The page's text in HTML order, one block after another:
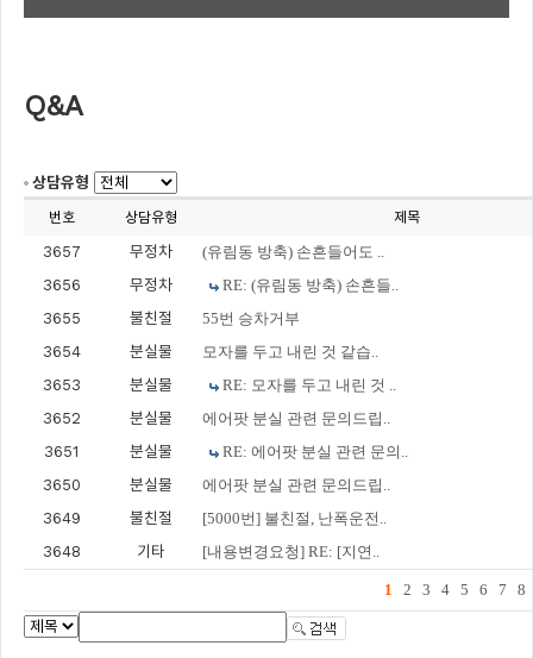
Q&A
상담유형
번호 상담유형 제목
3657 무정차
(유림동 방축) 손흔들어도 ..
3656
무정차
RE: (유림동 방축) 손흔들..
3655
불친절
55번 승차거부
3654
분실물
모자를 두고 내린 것 같습..
3653
분실물
RE: 모자를 두고 내린 것 ..
3652
분실물
에어팟 분실 관련 문의드립..
3651
분실물
RE: 에어팟 분실 관련 문의..
3650
분실물
에어팟 분실 관련 문의드립..
3649
불친절
[5000번] 불친절, 난폭운전..
3648
기타 [내용변경요청] RE: [지연..
1 2 3 4 5 6 7 8